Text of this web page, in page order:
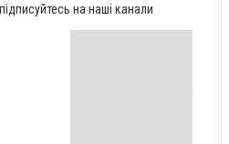
на наші канали